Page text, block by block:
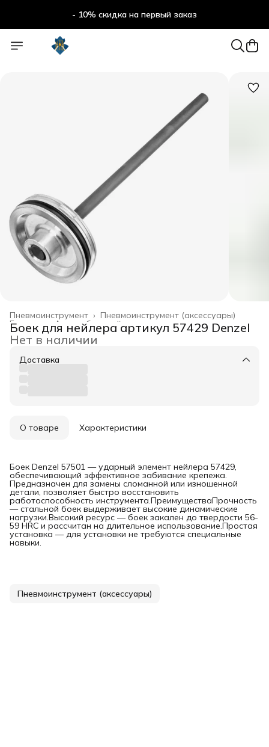
- 10% скидка на первый заказ
Пневмоинструмент (аксессуары)
Пневмоинструмент ›
Автомобильный инструмент ›
Главная ›
Боек для нейлера артикул 57429 Denzel
Нет в наличии
Доставка
О товаре Характеристики
Боек Denzel 57501 — ударный элемент нейлера 57429,
обеспечивающий эффективное забивание крепежа.
Предназначен для замены сломанной или изношенной
детали, позволяет быстро восстановить
работоспособность инструмента.ПреимуществаПрочность
— стальной боек выдерживает высокие динамические
нагрузки.Высокий ресурс — боек закален до твердости 56-
59 HRC и рассчитан на длительное использование.Простая
установка — для установки не требуются специальные
навыки.
Пневмоинструмент (аксессуары)